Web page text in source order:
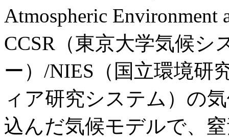
Atmospheric Environment
CCSR（東京大学気候シ
ー）/NIES（国立環境研
ィア研究システム）の
込んだ気候モデルで、